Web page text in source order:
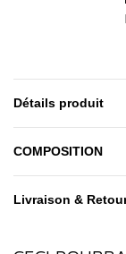
Détails produit
COMPOSITION
Livraison &